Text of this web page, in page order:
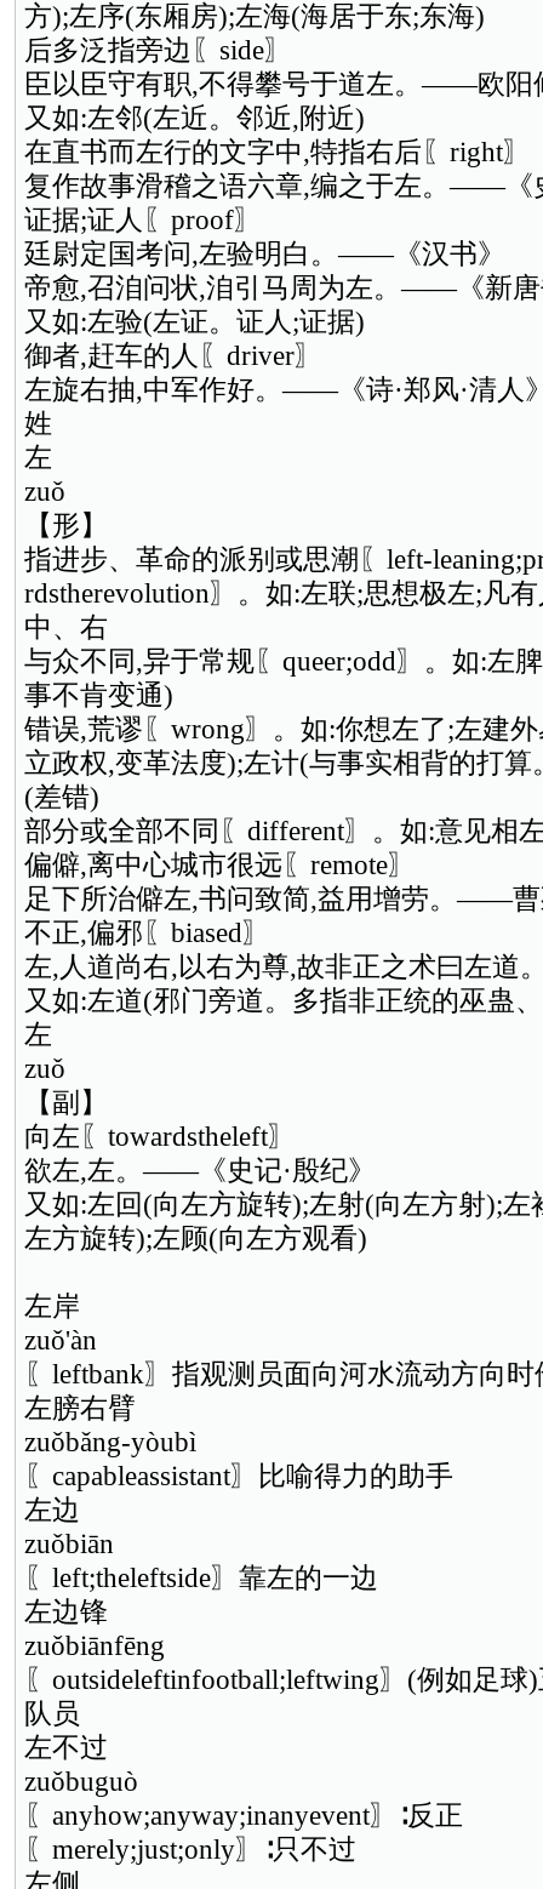
方);左序(东厢房);左海(海居于东;东海)
后多泛指旁边〖side〗
臣以臣守有职,不得攀号于道左。——欧阳
又如:左邻(左近。邻近,附近)
在直书而左行的文字中,特指右后〖right〗
复作故事滑稽之语六章,编之于左。——《
证据;证人〖proof〗
廷尉定国考问,左验明白。——《汉书》
帝愈,召洎问状,洎引马周为左。——《新唐
又如:左验(左证。证人;证据)
御者,赶车的人〖driver〗
左旋右抽,中军作好。——《诗·郑风·清人
姓
左
zuǒ
【形】
指进步、革命的派别或思潮〖left-
rdstherevolution〗。如:左联;思想极左;凡
中、右
与众不同,异于常规〖queer;odd〗。如:左
事不肯变通)
错误,荒谬〖wrong〗。如:你想左了;左建
立政权,变革法度);左计(与事实相背的打
(差错)
部分或全部不同〖different〗。如:意见相
偏僻,离中心城市很远〖remote〗
足下所治僻左,书问致简,益用增劳。——
不正,偏邪〖biased〗
左,人道尚右,以右为尊,故非正之术曰左
又如:左道(邪门旁道。多指非正统的巫蛊
左
zuǒ
【副】
向左〖towardstheleft〗
欲左,左。——《史记·殷纪》
又如:左回(向左方旋转);左射(向左方射);
左方旋转);左顾(向左方观看)
左岸
zuǒ'àn
〖leftbank〗指观测员面向河水流动方向
左膀右臂
zuǒbǎng-yòubì
〖capableassistant〗比喻得力的助手
左边
zuǒbiān
〖left;theleftside〗靠左的一边
左边锋
zuǒbiānfēng
〖outsideleftinfootball;leftwing〗(例如足
队员
左不过
zuǒbuguò
〖anyhow;anyway;inanyevent〗∶反正
〖merely;just;only〗∶只不过